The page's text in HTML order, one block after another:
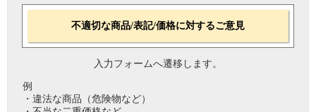
不適切な商品/表記/価格に対するご意見
入力フォームへ遷移します。
例
・違法な商品（危険物など）